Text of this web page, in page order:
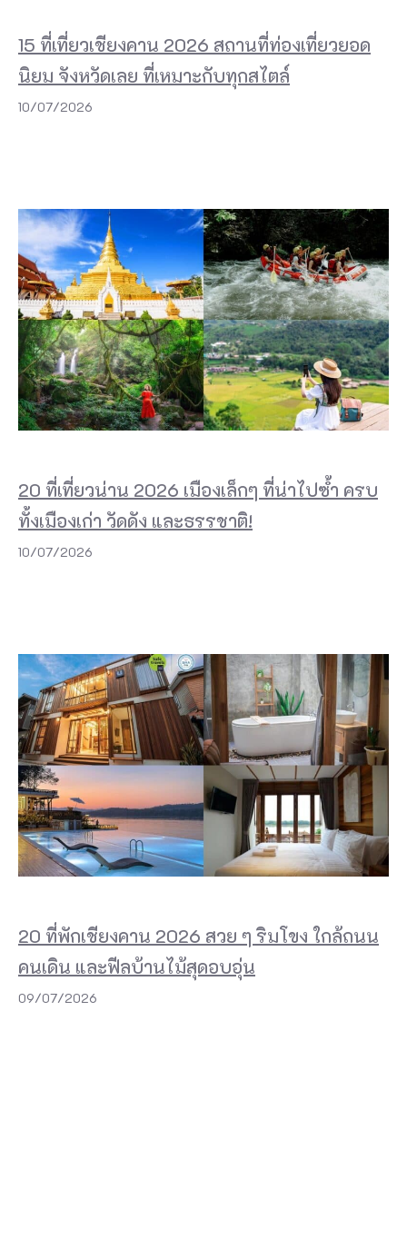
15 ที่เที่ยวเชียงคาน 2026 สถานที่ท่องเที่ยวยอด
นิยม จังหวัดเลย ที่เหมาะกับทุกสไตล์
10/07/2026
20 ที่เที่ยวน่าน 2026 เมืองเล็กๆ ที่น่าไปซ้ำ ครบ
ทั้งเมืองเก่า วัดดัง และธรรชาติ!
10/07/2026
20 ที่พักเชียงคาน 2026 สวย ๆ ริมโขง ใกล้ถนน
คนเดิน และฟีลบ้านไม้สุดอบอุ่น
09/07/2026